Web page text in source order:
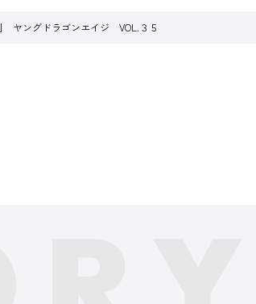
ヤングドラゴンエイジ VOL.３５